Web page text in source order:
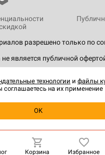
Купить
разрешено только по
является публичной
Корзина Избранное
технологии и файлы
соглашаетесь на их применение
OK